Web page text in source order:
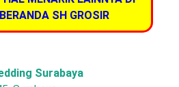
BERANDA SH GROSIR
Surabaya